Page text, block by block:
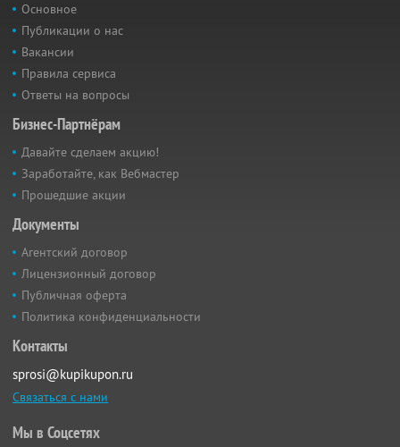
Основное
Публикации о нас
Вакансии
Правила сервиса
Ответы на вопросы
Бизнес-Партнёрам
Давайте сделаем акцию!
Заработайте, как Вебмастер
Прошедшие акции
Документы
Агентский договор
Лицензионный договор
Публичная оферта
Политика конфиденциальности
Контакты
sprosi@kupikupon.ru
Связаться с нами
Мы в Соцсетях